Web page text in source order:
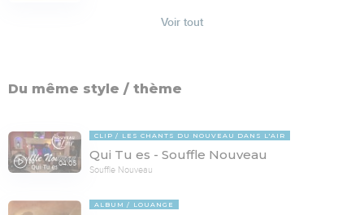
Voir tout
Du même style / thème
04:05
CLIP LES CHANTS DU NOUVEAU DANS L'AIR
Qui Tu es - Souffle Nouveau
Souffle Nouveau
ALBUM LOUANGE